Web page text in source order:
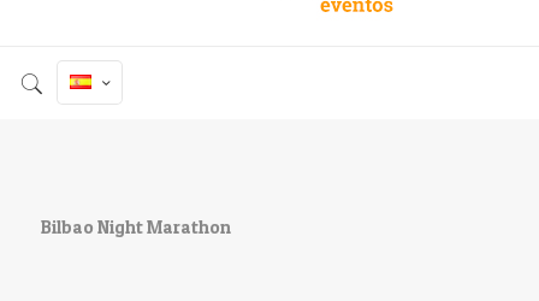
Bilbao Night Marathon